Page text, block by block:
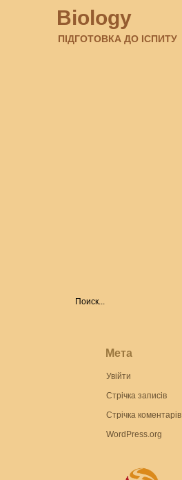
Biology
ПІДГОТОВКА ДО ІСПИТУ
Мета
Увійти
Стрічка записів
Стрічка коментарів
WordPress.org